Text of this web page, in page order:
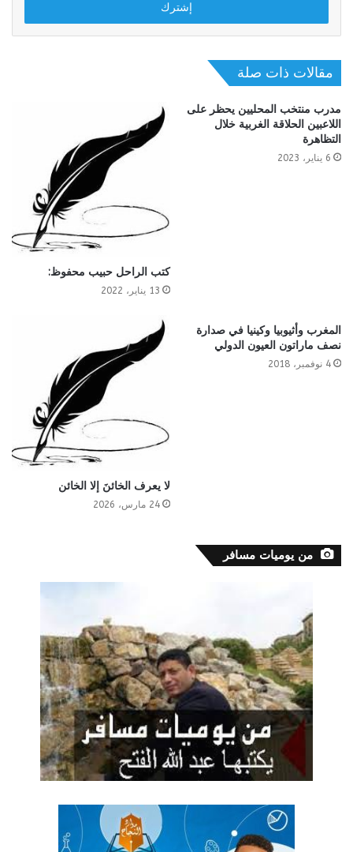
مقالات ذات صلة
مدرب منتخب المحليين يحظر على
اللاعبين الحلاقة الغربية خلال
التظاهرة
6 يناير، 2023
كتب الراحل حبيب محفوظ:
13 يناير، 2022
المغرب وأثيوبيا وكينيا في صدارة
نصف ماراتون العيون الدولي
4 نوفمبر، 2018
لا يعرف الخائنَ إلا الخائن
24 مارس، 2026
من يوميات مسافر